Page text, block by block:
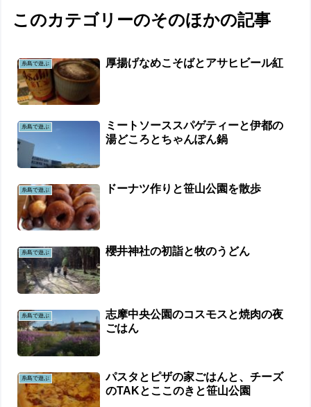
このカテゴリーのそのほかの記事
糸島で遊ぶ 厚揚げなめこそばとアサヒビール紅
糸島で遊ぶ
ミートソーススパゲティーと伊都の
湯どころとちゃんぽん鍋
糸島で遊ぶ ドーナツ作りと笹山公園を散歩
糸島で遊ぶ 櫻井神社の初詣と牧のうどん
糸島で遊ぶ
志摩中央公園のコスモスと焼肉の夜
ごはん
糸島で遊ぶ
パスタとピザの家ごはんと、チーズ
のTAKとここのきと笹山公園